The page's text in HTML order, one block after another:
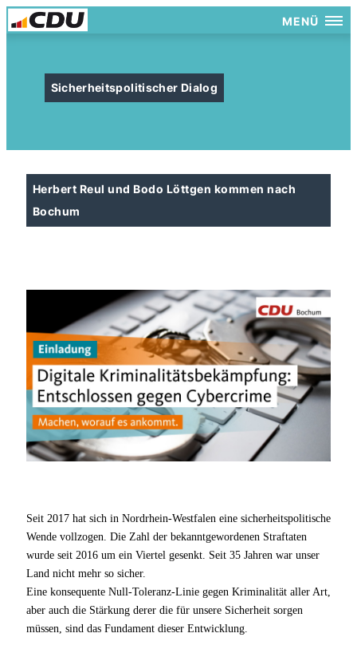
MENÜ
Sicherheitspolitischer Dialog
Herbert Reul und Bodo Löttgen kommen nach
Bochum
Seit 2017 hat sich in Nordrhein-Westfalen eine sicherheitspolitische
Wende vollzogen. Die Zahl der bekanntgewordenen Straftaten
wurde seit 2016 um ein Viertel gesenkt. Seit 35 Jahren war unser
Land nicht mehr so sicher.
Eine konsequente Null-Toleranz-Linie gegen Kriminalität aller Art,
aber auch die Stärkung derer die für unsere Sicherheit sorgen
müssen, sind das Fundament dieser Entwicklung.